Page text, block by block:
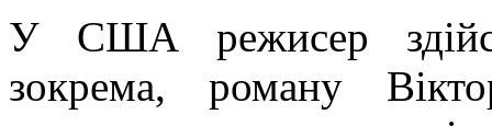
У США режисер
зокрема, роману